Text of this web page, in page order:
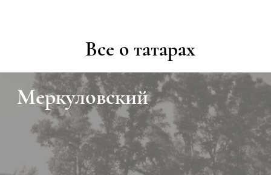
Все о татарах
Меркуловский